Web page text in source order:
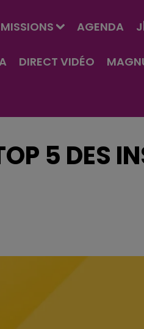
AGENDA
DIRECT VIDÉO
5 DES